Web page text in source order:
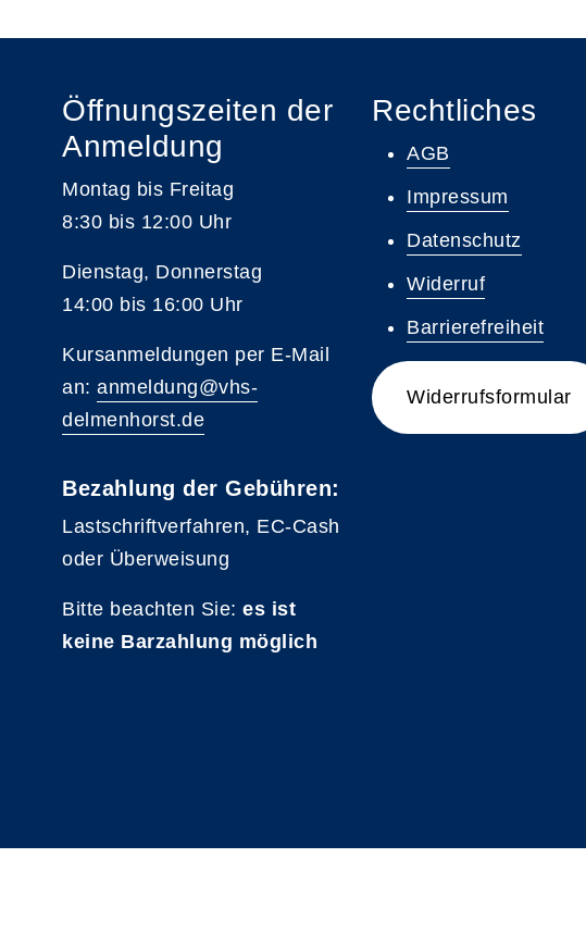
Öffnungszeiten der
Anmeldung
Montag bis Freitag
8:30 bis 12:00 Uhr
Dienstag, Donnerstag
14:00 bis 16:00 Uhr
Kursanmeldungen per E-Mail
an: anmeldung@vhs-
delmenhorst.de
Bezahlung der Gebühren:
Lastschriftverfahren, EC-Cash
oder Überweisung
Bitte beachten Sie: es ist
keine Barzahlung möglich
Rechtliches
AGB
Impressum
Datenschutz
Widerruf
Barrierefreiheit
Widerrufsformular